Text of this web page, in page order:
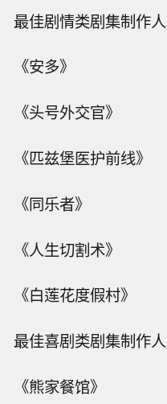
最佳剧情类剧集制作人
《安多》
《头号外交官》
《匹兹堡医护前线》
《同乐者》
《人生切割术》
《白莲花度假村》
最佳喜剧类剧集制作人
《熊家餐馆》